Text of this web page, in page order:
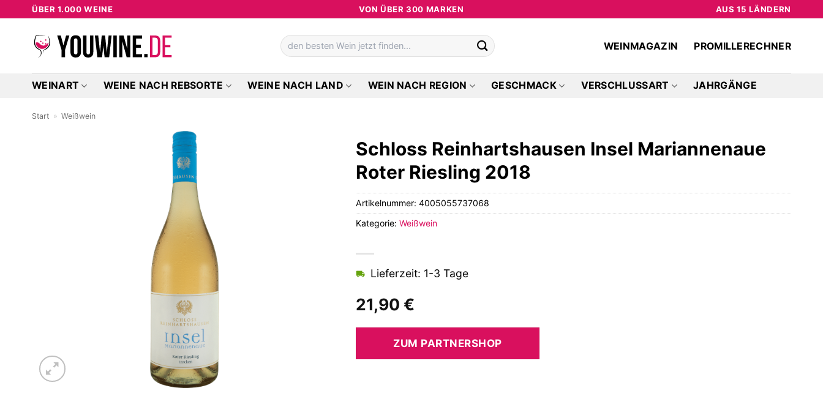
springen
ÜBER 1.000 WEINE VON ÜBER 300 MARKEN AUS 15 LÄNDERN
Suchen
nach:
WEINMAGAZIN PROMILLERECHNER
WEINART WEINE NACH REBSORTE WEINE NACH LAND WEIN NACH REGION GESCHMACK VERSCHLUSSART JAHRGÄNGE
Start » Weißwein
Schloss Reinhartshausen Insel Mariannenaue
Roter Riesling 2018
21,90 €
Lieferzeit: 1-3 Tage
ZUM PARTNERSHOP
Artikelnummer:4005055737068
Kategorie:Weißwein